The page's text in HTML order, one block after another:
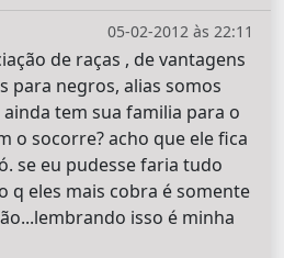
05-02-2012 às 22:11
de raças , de vantagens
para negros, alias somos
tem sua familia para o
o socorre? acho que ele fica
se eu pudesse faria tudo
q eles mais cobra é somente
isso é minha